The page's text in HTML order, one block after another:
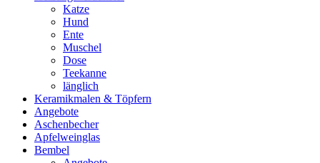
Katze
Hund
Ente
Muschel
Dose
Teekanne
länglich
Keramikmalen & Töpfern
Angebote
Aschenbecher
Apfelweinglas
Bembel